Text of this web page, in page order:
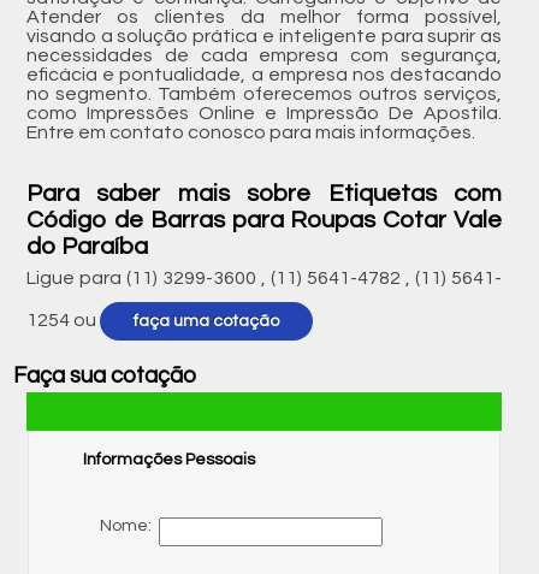
Atender os clientes da melhor forma possível,
visando a solução prática e inteligente para suprir as
necessidades de cada empresa com segurança,
eficácia e pontualidade, a empresa nos destacando
no segmento. Também oferecemos outros serviços,
como Impressões Online e Impressão De Apostila.
Entre em contato conosco para mais informações.
Para saber mais sobre Etiquetas com
Código de Barras para Roupas Cotar Vale
do Paraíba
Ligue para (11) 3299-3600 ,(11) 5641-4782 ,(11) 5641-
1254 ou faça uma cotação
Faça sua cotação
Informações Pessoais
Nome: